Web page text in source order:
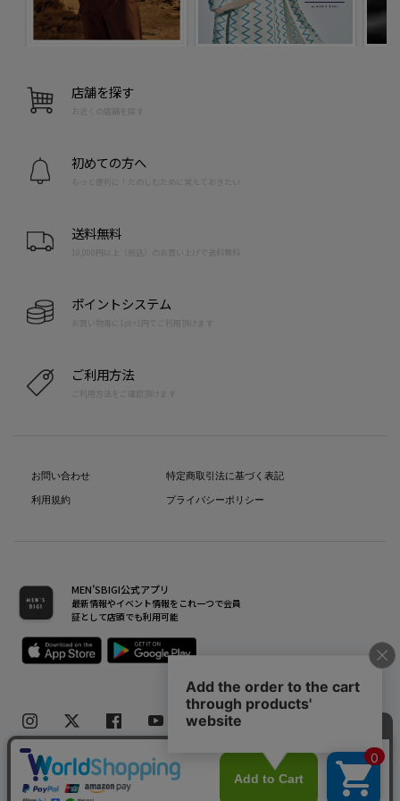
店舗を探す
お近くの店舗を探す
初めての方へ
もっと便利に！たのしむために覚えておきたい
送料無料
10,000円以上（税込）のお買い上げで送料無料
ポイントシステム
お買い物毎に1pt=1円でご利用頂けます
ご利用方法
ご利用方法をご確認頂けます
お問い合わせ
利用規約
特定商取引法に基づく表記
プライバシーポリシー
MEN’SBIGI公式アプリ
最新情報やイベント情報をこれ一つで会員
証として店頭でも利用可能
Copyright(C) Bigi Co.,Ltd.All Rights Reserved.